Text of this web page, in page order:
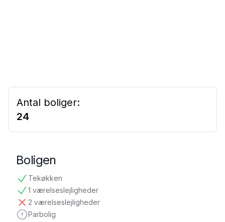
Antal boliger:
24
Boligen
Tekøkken
tilgængelig
1 værelseslejligheder
tilgængelig
2 værelseslejligheder
ikke tilgængelig
Parbolig
ikke oplyst